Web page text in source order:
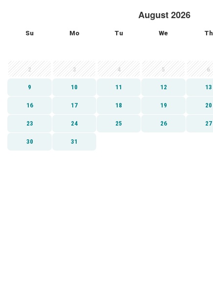
August 2026
Su Mo Tu We Th
2 3 4 5 6
9 10 11 12 13
16 17 18 19 20
23 24 25 26 27
30 31